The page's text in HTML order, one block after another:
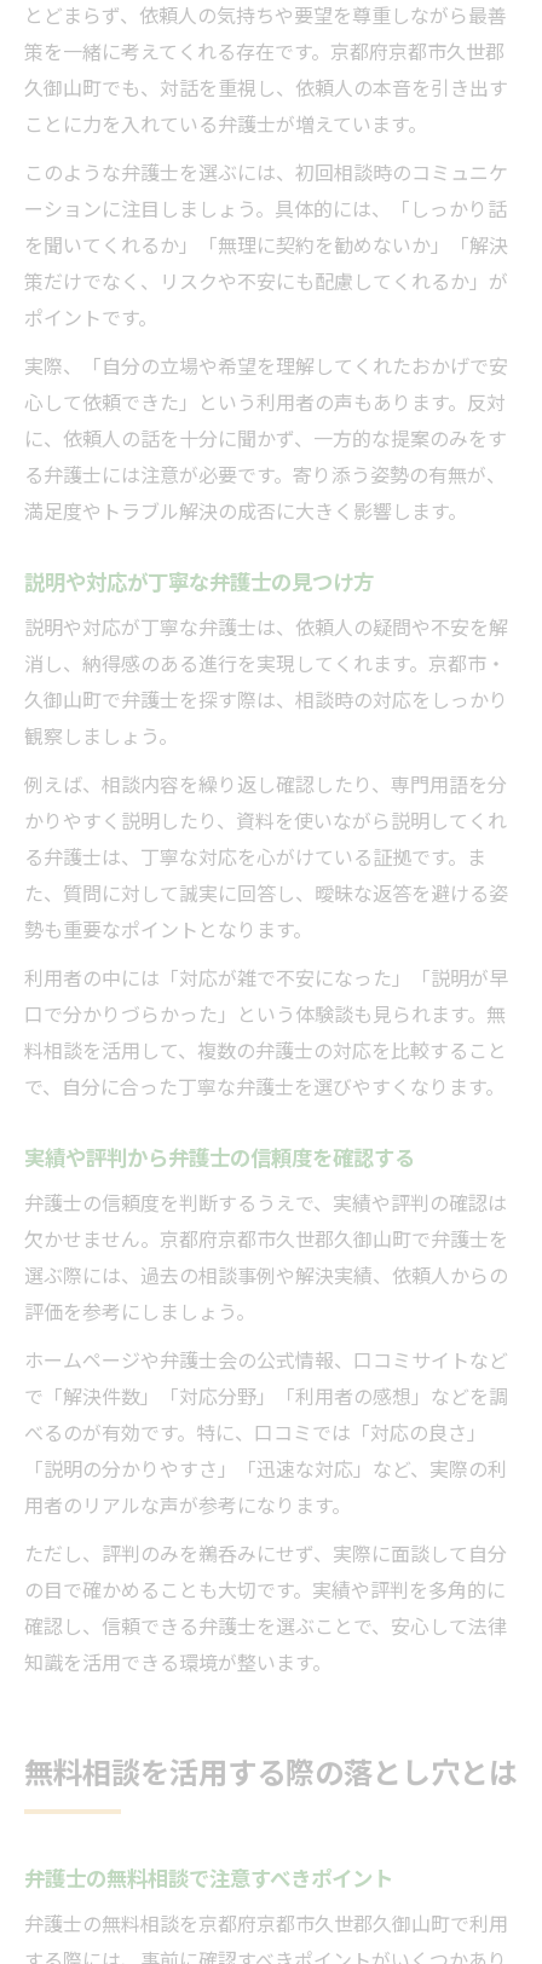
とどまらず、依頼人の気持ちや要望を尊重しながら最善
策を一緒に考えてくれる存在です。京都府京都市久世郡
久御山町でも、対話を重視し、依頼人の本音を引き出す
ことに力を入れている弁護士が増えています。
このような弁護士を選ぶには、初回相談時のコミュニケ
ーションに注目しましょう。具体的には、「しっかり話
を聞いてくれるか」「無理に契約を勧めないか」「解決
策だけでなく、リスクや不安にも配慮してくれるか」が
ポイントです。
実際、「自分の立場や希望を理解してくれたおかげで安
心して依頼できた」という利用者の声もあります。反対
に、依頼人の話を十分に聞かず、一方的な提案のみをす
る弁護士には注意が必要です。寄り添う姿勢の有無が、
満足度やトラブル解決の成否に大きく影響します。
説明や対応が丁寧な弁護士の見つけ方
説明や対応が丁寧な弁護士は、依頼人の疑問や不安を解
消し、納得感のある進行を実現してくれます。京都市・
久御山町で弁護士を探す際は、相談時の対応をしっかり
観察しましょう。
例えば、相談内容を繰り返し確認したり、専門用語を分
かりやすく説明したり、資料を使いながら説明してくれ
る弁護士は、丁寧な対応を心がけている証拠です。ま
た、質問に対して誠実に回答し、曖昧な返答を避ける姿
勢も重要なポイントとなります。
利用者の中には「対応が雑で不安になった」「説明が早
口で分かりづらかった」という体験談も見られます。無
料相談を活用して、複数の弁護士の対応を比較すること
で、自分に合った丁寧な弁護士を選びやすくなります。
実績や評判から弁護士の信頼度を確認する
弁護士の信頼度を判断するうえで、実績や評判の確認は
欠かせません。京都府京都市久世郡久御山町で弁護士を
選ぶ際には、過去の相談事例や解決実績、依頼人からの
評価を参考にしましょう。
ホームページや弁護士会の公式情報、口コミサイトなど
で「解決件数」「対応分野」「利用者の感想」などを調
べるのが有効です。特に、口コミでは「対応の良さ」
「説明の分かりやすさ」「迅速な対応」など、実際の利
用者のリアルな声が参考になります。
ただし、評判のみを鵜呑みにせず、実際に面談して自分
の目で確かめることも大切です。実績や評判を多角的に
確認し、信頼できる弁護士を選ぶことで、安心して法律
知識を活用できる環境が整います。
無料相談を活用する際の落とし穴とは
弁護士の無料相談で注意すべきポイント
弁護士の無料相談を京都府京都市久世郡久御山町で利用